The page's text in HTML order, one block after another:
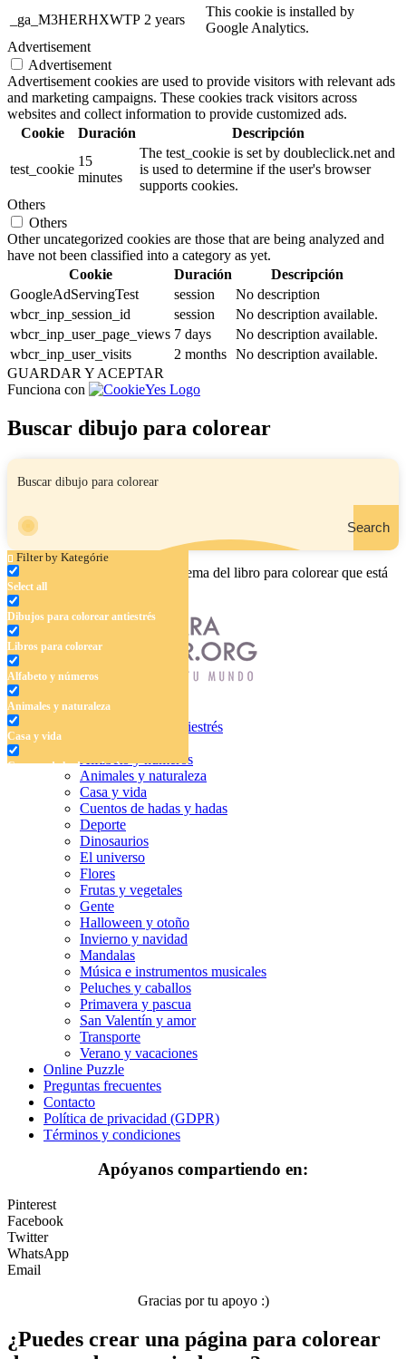
_ga_M3HERHXWTP 2 years
This cookie is installed by
Google Analytics.
Advertisement
Advertisement
Advertisement cookies are used to provide visitors with relevant ads
and marketing campaigns. These cookies track visitors across
websites and collect information to provide customized ads.
Cookie
Duración Descripción
test_cookie
15
minutes
The test_cookie is set by doubleclick.net and
is used to determine if the user's browser
supports cookies.
Others
Others
Other uncategorized cookies are those that are being analyzed and
have not been classified into a category as yet.
Cookie
Duración
Descripción
GoogleAdServingTest
session
No description
wbcr_inp_session_id
session
No description available.
wbcr_inp_user_page_views 7 days
No description available.
wbcr_inp_user_visits
2 months No description available.
GUARDAR Y ACEPTAR
Funciona con
Buscar dibujo para colorear
Search
Filter by Kategórie
Select all
Dibujos para colorear antiestrés
Libros para colorear
Alfabeto y números
Animales y naturaleza
Casa y vida
Cuentos de hadas y hadas
Frutas y vegetales
Halloween y otoño
Invierno y navidad
Música e instrumentos musicales
Peluches y caballos
Primavera y pascua
Verano y vacaciones
Libros para colorear para niños
Nezaradené
Ingrese el nombre, el área o el tema del libro para colorear que está
buscando.
Dibujos para colorear antiestrés
Libros para colorear
Alfabeto y números
Animales y naturaleza
Casa y vida
Cuentos de hadas y hadas
Deporte
Dinosaurios
El universo
Flores
Frutas y vegetales
Gente
Halloween y otoño
Invierno y navidad
Mandalas
Música e instrumentos musicales
Peluches y caballos
Primavera y pascua
San Valentín y amor
Transporte
Verano y vacaciones
Online Puzzle
Preguntas frecuentes
Contacto
Política de privacidad (GDPR)
Términos y condiciones
Apóyanos compartiendo en:
Pinterest
Facebook
Twitter
WhatsApp
Email
Gracias por tu apoyo :)
¿Puedes crear una página para colorear